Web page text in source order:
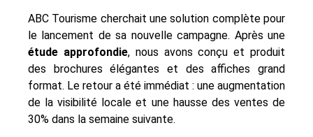
ABC Tourisme cherchait une solution complète pour
le lancement de sa nouvelle campagne. Après une
étude approfondie, nous avons conçu et produit
des brochures élégantes et des affiches grand
format. Le retour a été immédiat : une augmentation
de la visibilité locale et une hausse des ventes de
30% dans la semaine suivante.